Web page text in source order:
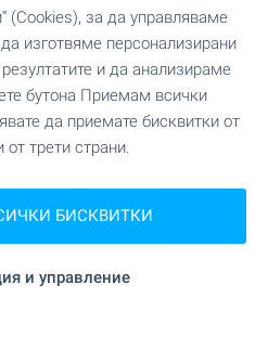
(Cookies), за да управляваме
изготвяме персонализирани
и да анализираме
бутона Приемам всички
да приемате бисквитки от
от трети страни.
БИСКВИТКИ
и управление